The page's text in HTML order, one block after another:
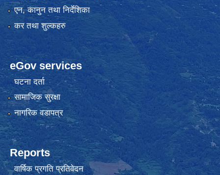
एन, कानुन तथा निर्देशिका
कर तथा शुल्कहरु
eGov services
घटना दर्ता
सामाजिक सुरक्षा
नागरिक वडापत्र
Reports
वार्षिक प्रगति प्रतिवेदन